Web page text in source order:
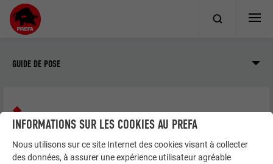
GUIDE DE POSE
INFORMATIONS SUR LES COOKIES AU PREFA
Nous utilisons sur ce site Internet des cookies visant à collecter
des données, à assurer une expérience utilisateur agréable